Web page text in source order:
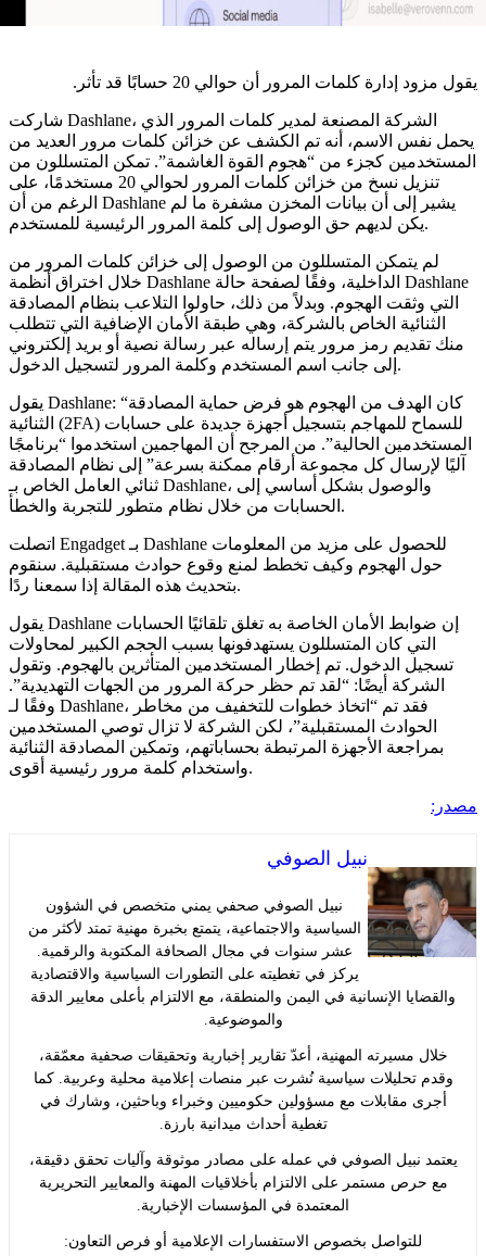
إدارة كلمات المرور أن حوالي 20 حسابًا قد تأثر.
شاركت Dashlane، الشركة المصنعة لمدير كلمات المرور الذي
الاسم، أنه تم الكشف عن خزائن كلمات مرور العديد من
كجزء من “هجوم القوة الغاشمة”. تمكن المتسللون من
تنزيل نسخ من خزائن كلمات المرور لحوالي 20 مستخدمًا، على
الرغم من أن Dashlane يشير إلى أن بيانات المخزن مشفرة ما لم
يتمكن المتسللون من الوصول إلى خزائن كلمات المرور من
خلال اختراق أنظمة Dashlane الداخلية، وفقًا لصفحة حالة Dashlane
وثقت الهجوم. وبدلاً من ذلك، حاولوا التلاعب بنظام المصادقة
الخاص بالشركة، وهي طبقة الأمان الإضافية التي تتطلب
رمز مرور يتم إرساله عبر رسالة نصية أو بريد إلكتروني
يقول Dashlane: “كان الهدف من الهجوم هو فرض حماية المصادقة
الثنائية (2FA) للسماح للمهاجم بتسجيل أجهزة جديدة على حسابات
الحالية”. من المرجح أن المهاجمين استخدموا “برنامجًا
كل مجموعة أرقام ممكنة بسرعة” إلى نظام المصادقة
ثنائي العامل الخاص بـ Dashlane، والوصول بشكل أساسي إلى
اتصلت Engadget بـ Dashlane للحصول على مزيد من المعلومات
الهجوم وكيف تخطط لمنع وقوع حوادث مستقبلية. سنقوم
يقول Dashlane إن ضوابط الأمان الخاصة به تغلق تلقائيًا الحسابات
كان المتسللون يستهدفونها بسبب الحجم الكبير لمحاولات
الدخول. تم إخطار المستخدمين المتأثرين بالهجوم. وتقول
أيضًا: “لقد تم حظر حركة المرور من الجهات التهديدية”.
وفقًا لـ Dashlane، فقد تم “اتخاذ خطوات للتخفيف من مخاطر
المستقبلية”، لكن الشركة لا تزال توصي المستخدمين
الأجهزة المرتبطة بحساباتهم، وتمكين المصادقة الثنائية
نبيل الصوفي
نبيل الصوفي صحفي يمني متخصص في الشؤون
السياسية والاجتماعية، يتمتع بخبرة مهنية تمتد لأكثر من
عشر سنوات في مجال الصحافة المكتوبة والرقمية.
يركز في تغطيته على التطورات السياسية والاقتصادية
الإنسانية في اليمن والمنطقة، مع الالتزام بأعلى معايير الدقة
والموضوعية.
مسيرته المهنية، أعدّ تقارير إخبارية وتحقيقات صحفية معمّقة،
تحليلات سياسية نُشرت عبر منصات إعلامية محلية وعربية. كما
مقابلات مع مسؤولين حكوميين وخبراء وباحثين، وشارك في
تغطية أحداث ميدانية بارزة.
نبيل الصوفي في عمله على مصادر موثوقة وآليات تحقق دقيقة،
مستمر على الالتزام بأخلاقيات المهنة والمعايير التحريرية
المعتمدة في المؤسسات الإخبارية.
للتواصل بخصوص الاستفسارات الإعلامية أو فرص التعاون: